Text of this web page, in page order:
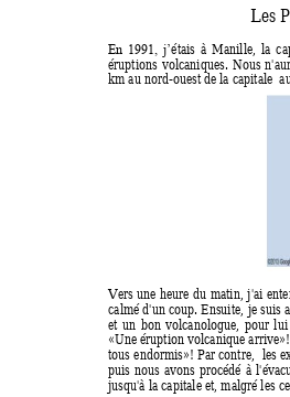
Les
En 1991, j’étais à Manille, la
éruptions volcaniques. Nous
km au nord-ouest de la capitale
Vers une heure du matin, j'ai
calmé d'un coup. Ensuite, je suis
et un bon volcanologue, pour lui
«Une éruption volcanique
tous endormis»! Par contre, les
puis nous avons procédé à
jusqu'à la capitale et, malgré les